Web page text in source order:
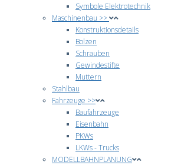
Symbole Elektrotechnik
Maschinenbau >>
Konstruktionsdetails
Bolzen
Schrauben
Gewindestifte
Muttern
Stahlbau
Fahrzeuge >>
Baufahrzeuge
Eisenbahn
PKWs
LKWs - Trucks
MODELLBAHNPLANUNG